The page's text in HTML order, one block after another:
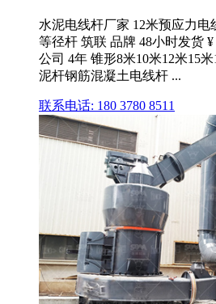
水泥电线杆厂家 12米预应力
等径杆 筑联 品牌 48小时发货
公司 4年 锥形8米10米12米15
泥杆钢筋混凝土电线杆 ...
联系电话: 180 3780 8511